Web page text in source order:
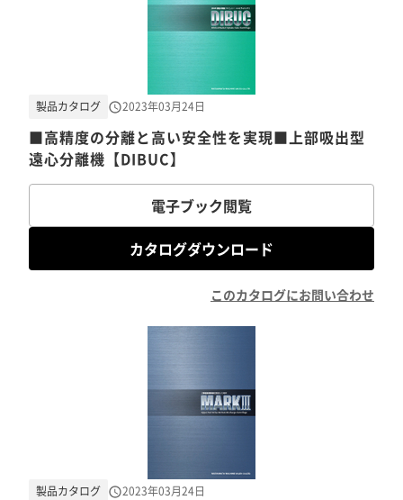
■高精度の分離と高い安全性を実現■上部吸出型
遠心分離機【DIBUC】
製品カタログ 2023年03月24日
電子ブック閲覧
カタログダウンロード
このカタログにお問い合わせ
製品カタログ 2023年03月24日